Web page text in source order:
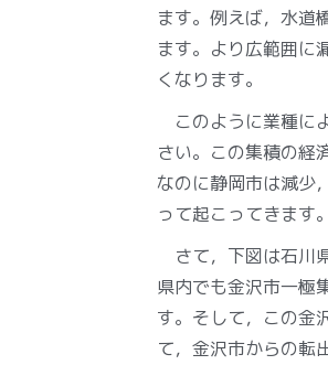
ます。例えば，水道
ます。より広範囲に
くなります。
このように業種に
さい。この集積の経
なのに静岡市は減少
って起こってきます。
さて，下図は石川
県内でも金沢市一極
す。そして，この金
て，金沢市からの転